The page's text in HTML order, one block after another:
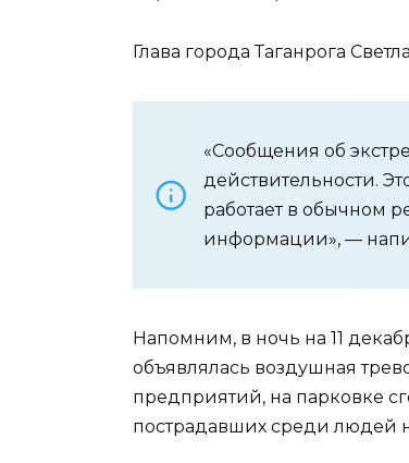
Глава города Таганрога
«Сообщения об
действительности.
работает в обычном
информации», —
Напомним, в ночь на 11
объявлялась воздушная
предприятий, на парковке
пострадавших среди людей